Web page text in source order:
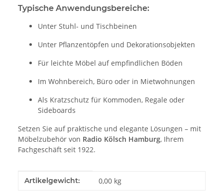
Typische Anwendungsbereiche:
Unter Stuhl- und Tischbeinen
Unter Pflanzentöpfen und Dekorationsobjekten
Für leichte Möbel auf empfindlichen Böden
Im Wohnbereich, Büro oder in Mietwohnungen
Als Kratzschutz für Kommoden, Regale oder
Sideboards
Setzen Sie auf praktische und elegante Lösungen – mit
Möbelzubehör von Radio Kölsch Hamburg, Ihrem
Fachgeschäft seit 1922.
Produkteigenschaft
Wert
Artikelgewicht: 0,00 kg